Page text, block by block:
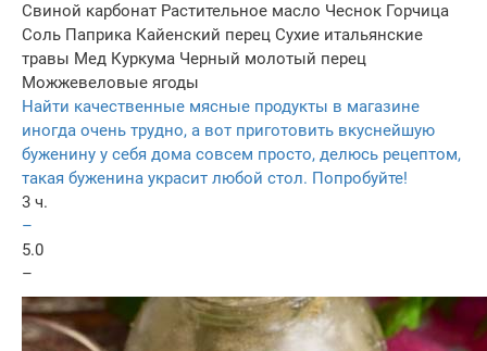
Свиной карбонат Растительное масло Чеснок Горчица
Соль Паприка Кайенский перец Сухие итальянские
травы Мед Куркума Черный молотый перец
Можжевеловые ягоды
Найти качественные мясные продукты в магазине
иногда очень трудно, а вот приготовить вкуснейшую
буженину у себя дома совсем просто, делюсь рецептом,
такая буженина украсит любой стол. Попробуйте!
3 ч.
–
5.0
–